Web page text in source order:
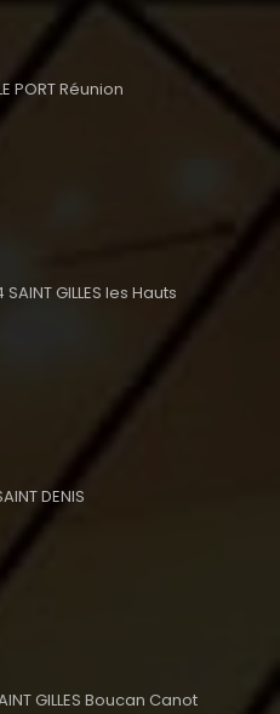
PORT Réunion
GILLES les Hauts
DENIS
GILLES Boucan Canot